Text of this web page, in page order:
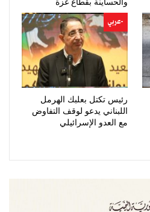
والحساينة بقطاع غزة
-عربي
رئيس تكتل بعلبك الهرمل
اللبناني يدعو لوقف التفاوض
مع العدو الإسرائيلي